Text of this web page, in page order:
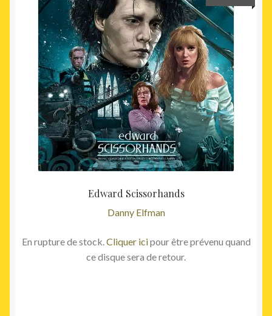
Edward Scissorhands
Danny Elfman
En rupture de stock. Cliquer icipour être prévenu quand
ce disque sera de retour.